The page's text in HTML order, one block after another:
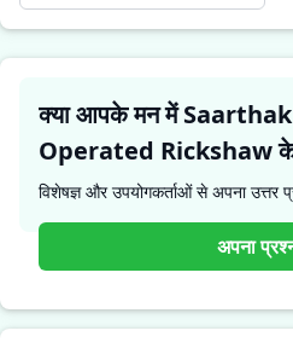
क्या आपके मन में
Operated Rickshaw के बारे में कोई
प्रश्न है?
विशेषज्ञ और उपयोगकर्ताओं से अपना उत्तर
अपना